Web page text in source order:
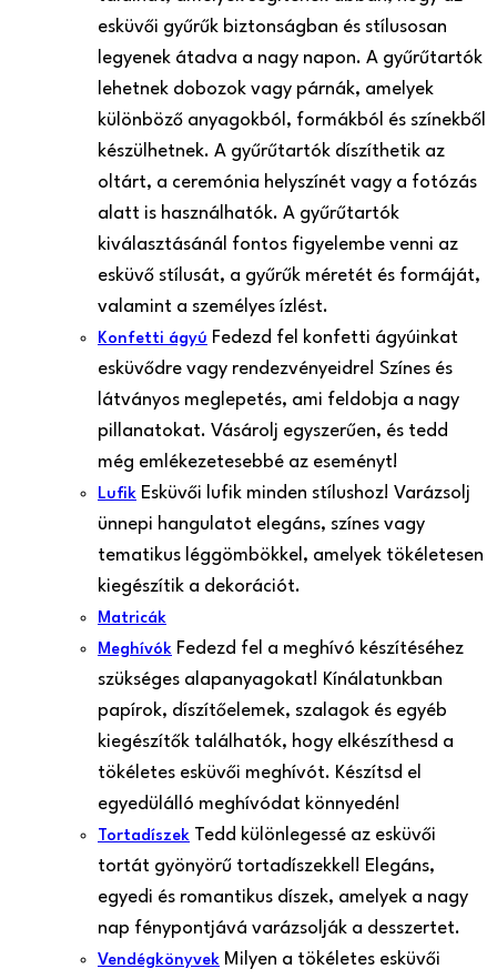
esküvői gyűrűk biztonságban és stílusosan
legyenek átadva a nagy napon. A gyűrűtartók
lehetnek dobozok vagy párnák, amelyek
különböző anyagokból, formákból és színekből
készülhetnek. A gyűrűtartók díszíthetik az
oltárt, a ceremónia helyszínét vagy a fotózás
alatt is használhatók. A gyűrűtartók
kiválasztásánál fontos figyelembe venni az
esküvő stílusát, a gyűrűk méretét és formáját,
valamint a személyes ízlést.
Konfetti ágyú Fedezd fel konfetti ágyúinkat
esküvődre vagy rendezvényeidre! Színes és
látványos meglepetés, ami feldobja a nagy
pillanatokat. Vásárolj egyszerűen, és tedd
még emlékezetesebbé az eseményt!
Lufik Esküvői lufik minden stílushoz! Varázsolj
ünnepi hangulatot elegáns, színes vagy
tematikus léggömbökkel, amelyek tökéletesen
kiegészítik a dekorációt.
Matricák
Meghívók Fedezd fel a meghívó készítéséhez
szükséges alapanyagokat! Kínálatunkban
papírok, díszítőelemek, szalagok és egyéb
kiegészítők találhatók, hogy elkészíthesd a
tökéletes esküvői meghívót. Készítsd el
egyedülálló meghívódat könnyedén!
Tortadíszek Tedd különlegessé az esküvői
tortát gyönyörű tortadíszekkel! Elegáns,
egyedi és romantikus díszek, amelyek a nagy
nap fénypontjává varázsolják a desszertet.
Vendégkönyvek Milyen a tökéletes esküvői